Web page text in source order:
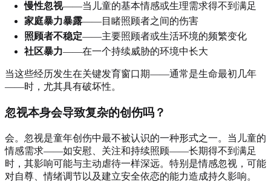
慢性忽视——当儿童的基本情感或生理需求得不到满足
家庭暴力暴露——目睹照顾者之间的伤害
照顾者不稳定——主要照顾者或生活环境的频繁变化
社区暴力——在一个持续威胁的环境中长大
当这些经历发生在关键发育窗口期——通常是生命最初几年
——时，尤其具有破坏性。
忽视本身会导致复杂的创伤吗？
会。忽视是童年创伤中最不被认识的一种形式之一。当儿童的
情感需求——如安慰、关注和持续照顾——长期得不到满足
时，其影响可能与主动虐待一样深远。特别是情感忽视，可能
对自尊、情绪调节以及建立安全依恋的能力造成持久影响。